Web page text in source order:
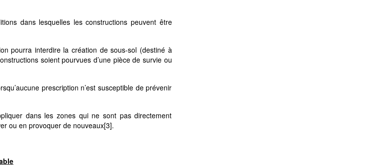
dans lesquelles les constructions peuvent être
pourra interdire la création de sous-sol (destiné à
soient pourvues d’une pièce de survie ou
prescription n’est susceptible de prévenir
dans les zones qui ne sont pas directement
ou en provoquer de nouveaux[3].